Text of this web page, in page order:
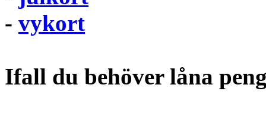
- vykort
Ifall du behöver låna